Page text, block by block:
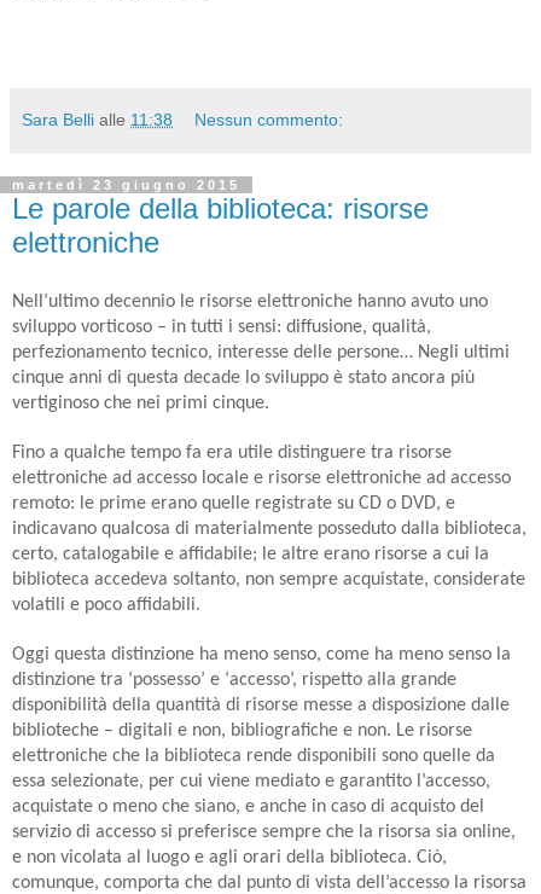
Sara Belli alle 11:38 Nessun commento:
martedì 23 giugno 2015
Le parole della biblioteca: risorse
elettroniche
Nell’ultimo decennio le risorse elettroniche hanno avuto uno
sviluppo vorticoso – in tutti i sensi: diffusione, qualità,
perfezionamento tecnico, interesse delle persone… Negli ultimi
cinque anni di questa decade lo sviluppo è stato ancora più
vertiginoso che nei primi cinque.
Fino a qualche tempo fa era utile distinguere tra risorse
elettroniche ad accesso locale e risorse elettroniche ad accesso
remoto: le prime erano quelle registrate su CD o DVD, e
indicavano qualcosa di materialmente posseduto dalla biblioteca,
certo, catalogabile e affidabile; le altre erano risorse a cui la
biblioteca accedeva soltanto, non sempre acquistate, considerate
volatili e poco affidabili.
Oggi questa distinzione ha meno senso, come ha meno senso la
distinzione tra ‘possesso’ e ‘accesso’, rispetto alla grande
disponibilità della quantità di risorse messe a disposizione dalle
biblioteche – digitali e non, bibliografiche e non. Le risorse
elettroniche che la biblioteca rende disponibili sono quelle da
essa selezionate, per cui viene mediato e garantito l’accesso,
acquistate o meno che siano, e anche in caso di acquisto del
servizio di accesso si preferisce sempre che la risorsa sia online,
e non vicolata al luogo e agli orari della biblioteca. Ciò,
comunque, comporta che dal punto di vista dell’accesso la risorsa